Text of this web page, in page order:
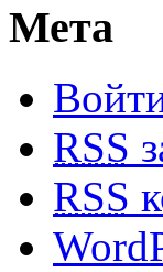
Мета
RSS
RSS